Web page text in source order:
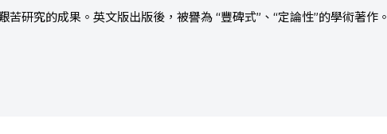
苦研究的成果。英文版出版後，被譽為 “豐碑式”、“定論性”的學術著作。